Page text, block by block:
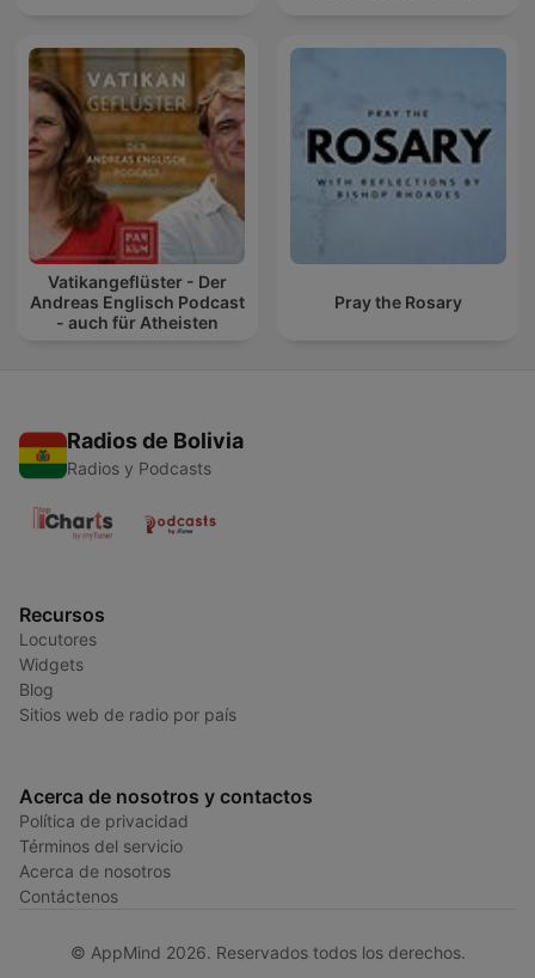
Vatikangeflüster - Der
Andreas Englisch Podcast
- auch für Atheisten
Pray the Rosary
Radios de Bolivia
Radios y Podcasts
Recursos
Locutores
Widgets
Blog
Sitios web de radio por país
Acerca de nosotros y contactos
Política de privacidad
Términos del servicio
Acerca de nosotros
Contáctenos
© AppMind 2026. Reservados todos los derechos.